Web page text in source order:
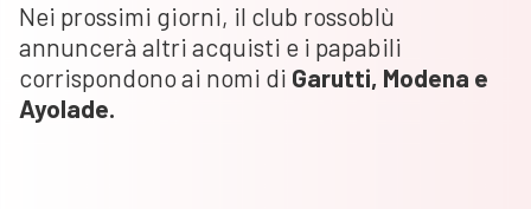
Nei prossimi giorni, il club rossoblù
annuncerà altri acquisti e i papabili
corrispondono ai nomi di Garutti, Modena e
Ayolade.